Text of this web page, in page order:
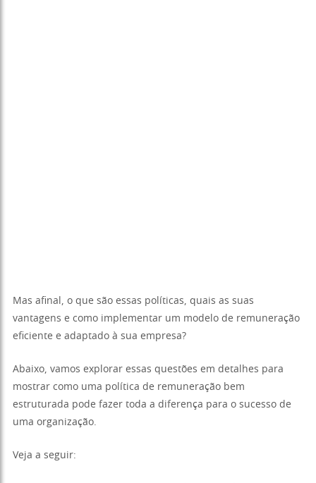
Mas afinal, o que são essas políticas, quais as suas
vantagens e como implementar um modelo de remuneração
eficiente e adaptado à sua empresa?
Abaixo, vamos explorar essas questões em detalhes para
mostrar como uma política de remuneração bem
estruturada pode fazer toda a diferença para o sucesso de
uma organização.
Veja a seguir: